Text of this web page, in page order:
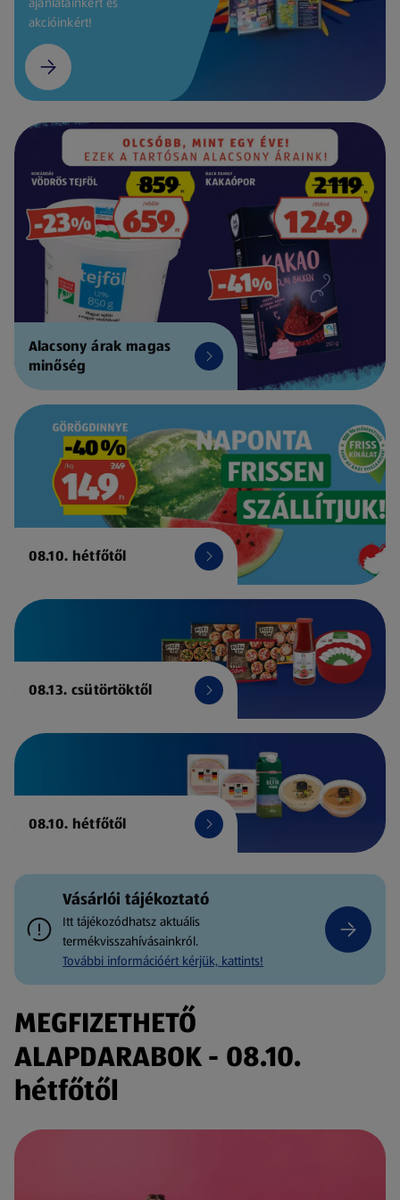
akcióinkért!
Alacsony árak magas
minőség
08.10. hétfőtől
08.13. csütörtöktől
08.10. hétfőtől
Vásárlói tájékoztató
Itt tájékozódhatsz aktuális
termékvisszahívásainkról.
További információért kérjük, kattints!
MEGFIZETHETŐ
ALAPDARABOK - 08.10.
hétfőtől